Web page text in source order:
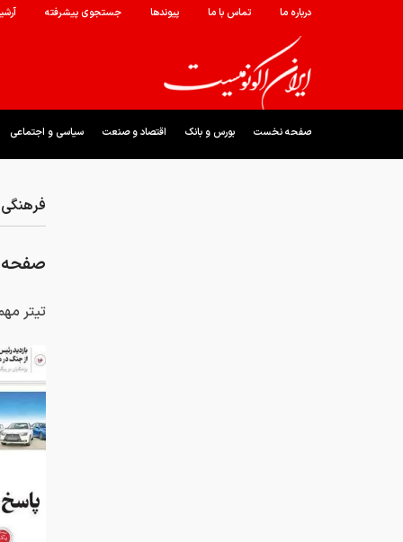
درباره ما تماس با ما پیوندها جستجوی پیشرفته
صفحه نخست بورس و بانک اقتصاد و صنعت سیاسی و اجتماعی
صفحه اول
تیتر